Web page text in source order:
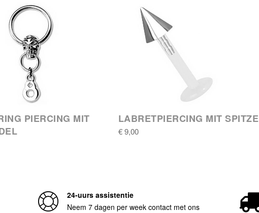
PIERCING MIT
LABRETPIERCING MIT SPITZE
€ 9,00
24-uurs assistentie
Neem 7 dagen per week contact met ons